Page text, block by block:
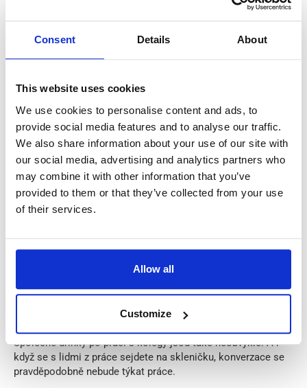
Consent Details About
This website uses cookies
We use cookies to personalise content and ads, to
provide social media features and to analyse our traffic.
We also share information about your use of our site with
our social media, advertising and analytics partners who
may combine it with other information that you’ve
provided to them or that they’ve collected from your use
of their services.
Allow all
Customize
Zdroj: Pexels
spolu s příjmením. Pokud si nejste jisti, můžete vždy použít
angličtinu (Mr, Mrs, Miss nebo Ms).
6. Oddělujte pracovní a soukromý
život
Belgie zaujímácelosvětově třetí místo
znamená, že míchání soukromého života a podnikání (nebo
pracovní doby zdržte diskusí o osobních záležitostech a
vyhněte se volání kolegům v mimopracovní době ohledně
pracovních záležitostí. Ve skutečnosti je pro zaměstnavatele
nezákonné volat svým zaměstnancům v době jejich volna.
Společné drinky po práci s kolegy jsou také neobvyklé. A i
když se s lidmi z práce sejdete na skleničku, konverzace se
pravděpodobně nebude týkat práce.